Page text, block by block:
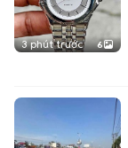
3 phút trước 6